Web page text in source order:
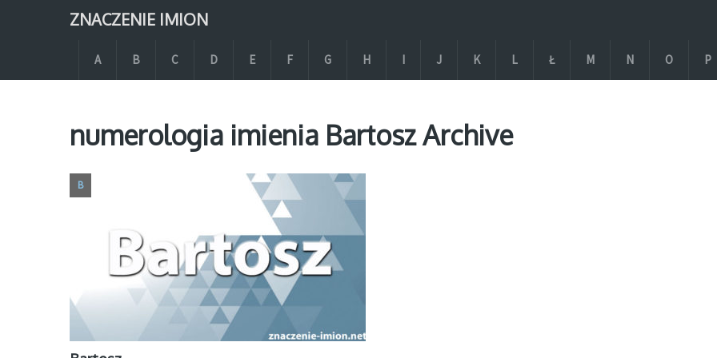
ZNACZENIE IMION
A B C D E F G H I J K L Ł M N O P
numerologia imienia Bartosz Archive
B